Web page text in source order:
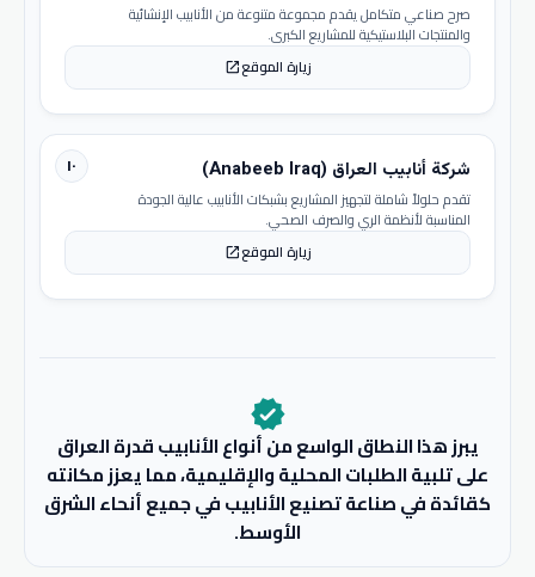
صرح صناعي متكامل يقدم مجموعة متنوعة من الأنابيب الإنشائية
والمنتجات البلاستيكية للمشاريع الكبرى.
زيارة الموقعopen_in_new
١٠ شركة أنابيب العراق (Anabeeb Iraq)
تقدم حلولاً شاملة لتجهيز المشاريع بشبكات الأنابيب عالية الجودة
المناسبة لأنظمة الري والصرف الصحي.
زيارة الموقعopen_in_new
verified
يبرز هذا النطاق الواسع من أنواع الأنابيب قدرة العراق
على تلبية الطلبات المحلية والإقليمية، مما يعزز مكانته
كقائدة في صناعة تصنيع الأنابيب في جميع أنحاء الشرق
الأوسط.